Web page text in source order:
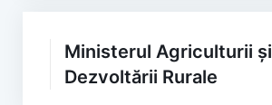
Ministerul Agriculturii și
Dezvoltării Rurale